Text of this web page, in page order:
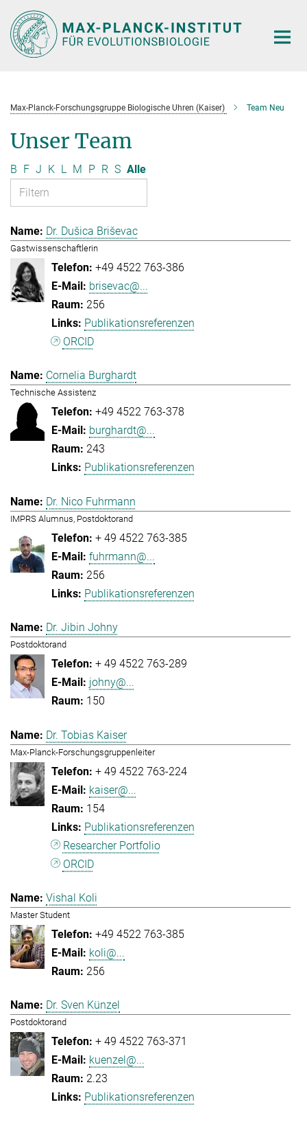
Hauptinhalt
Max-Planck-Forschungsgruppe Biologische Uhren (Kaiser) Team Neu
Unser Team
B F J K L M P R S Alle
Dr. Dušica Briševac
Gastwissenschaftlerin
+49 4522 763-386
brisevac@...
256
Publikationsreferenzen
ORCID
Cornelia Burghardt
Technische Assistenz
+49 4522 763-378
burghardt@...
243
Publikationsreferenzen
Dr. Nico Fuhrmann
IMPRS Alumnus, Postdoktorand
+ 49 4522 763-385
fuhrmann@...
256
Publikationsreferenzen
Dr. Jibin Johny
Postdoktorand
+ 49 4522 763-289
johny@...
150
Dr. Tobias Kaiser
Max-Planck-Forschungsgruppenleiter
+ 49 4522 763-224
kaiser@...
154
Publikationsreferenzen
Researcher Portfolio
ORCID
Vishal Koli
Master Student
+49 4522 763-385
koli@...
256
Dr. Sven Künzel
Postdoktorand
+ 49 4522 763-371
kuenzel@...
2.23
Publikationsreferenzen